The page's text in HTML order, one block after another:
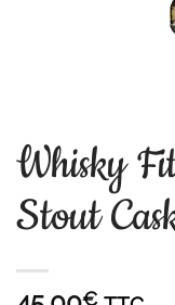
Whisky
Stout
€